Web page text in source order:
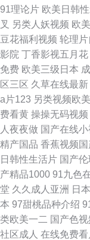
91理论片 欧美日韩
叉 另类人妖视频 欧
豆花福利视频 轮理
影院 丁香影视五月花
免费 欧美三级日本
区三区 久草在线最新
a片123 另类视频欧美
费看黄 操操无码视频
人夜夜做 国产在线
精产国品 香蕉视频国
日韩性生活片 国产伦
产精品1000 91九色
堂 久久成人亚洲 日
本 97甜桃品种介绍
类欧美一二 国产色视
社区成人 在线免费看